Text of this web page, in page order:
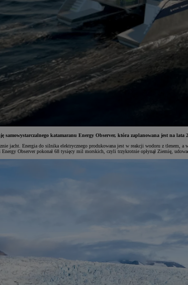
samowystarczalnego katamaranu Energy Observer, która zaplanowana jest na
jacht. Energia do silnika elektrycznego produkowana jest w reakcji wodoru z
Observer pokonał 68 tysięcy mil morskich, czyli trzykrotnie opłynął Ziemię,